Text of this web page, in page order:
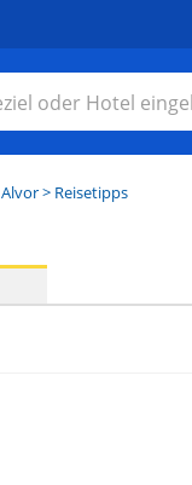
Alvor> Reisetipps